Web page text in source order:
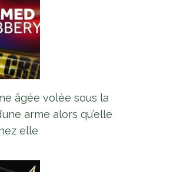
âgée volée sous la
arme alors qu’elle
elle